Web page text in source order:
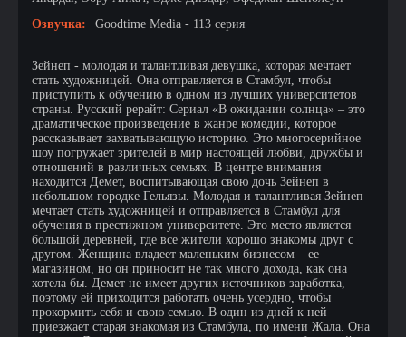
Озвучка:
Goodtime Media - 113 серия
Зейнеп - молодая и талантливая девушка, которая мечтает
стать художницей. Она отправляется в Стамбул, чтобы
приступить к обучению в одном из лучших университетов
страны. Русский рерайт: Сериал «В ожидании солнца» – это
драматическое произведение в жанре комедии, которое
рассказывает захватывающую историю. Это многосерийное
шоу погружает зрителей в мир настоящей любви, дружбы и
отношений в различных семьях. В центре внимания
находится Демет, воспитывающая свою дочь Зейнеп в
небольшом городке Гельязы. Молодая и талантливая Зейнеп
мечтает стать художницей и отправляется в Стамбул для
обучения в престижном университете. Это место является
большой деревней, где все жители хорошо знакомы друг с
другом. Женщина владеет маленьким бизнесом – ее
магазином, но он приносит не так много дохода, как она
хотела бы. Демет не имеет других источников заработка,
поэтому ей приходится работать очень усердно, чтобы
прокормить себя и свою семью. В один из дней к ней
приезжает старая знакомая из Стамбула, по имени Жала. Она